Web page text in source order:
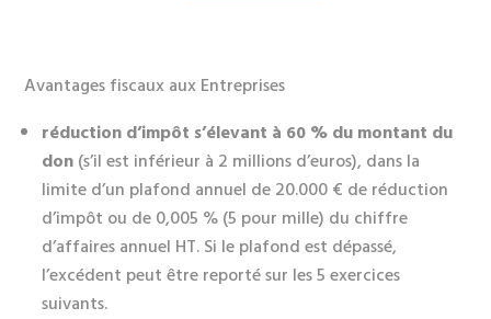
Avantages fiscaux aux Entreprises
réductiond’impôt s’élevant à 60 % du montant du
don(s’il est inférieur à 2 millions d’euros), dans la
limite d’un plafond annuel de 20.000 € de réduction
d’impôt ou de 0,005 % (5 pour mille) du chiffre
d’affaires annuel HT. Si le plafond est dépassé,
l’excédent peut être reporté sur les 5 exercices
suivants.